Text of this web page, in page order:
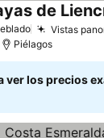
Vistas
de
Piélagos
ver los precios